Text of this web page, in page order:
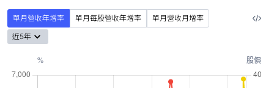
單月營收年增率 單月每股營收年增率
單月營收月增率
近5年